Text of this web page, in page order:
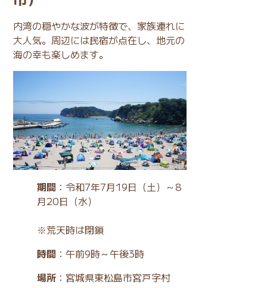
内湾の穏やかな波が特徴で、家族連れに
大人気。周辺には民宿が点在し、地元の
海の幸も楽しめます。
期間 ：令和7年7月19日（土）～8
月20日（水）
※荒天時は閉鎖
時間 ：午前9時～午後3時
場所 ：宮城県東松島市宮戸字村